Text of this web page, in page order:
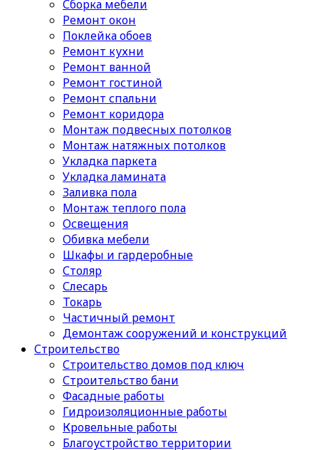
Сборка мебели
Ремонт окон
Поклейка обоев
Ремонт кухни
Ремонт ванной
Ремонт гостиной
Ремонт спальни
Ремонт коридора
Монтаж подвесных потолков
Монтаж натяжных потолков
Укладка паркета
Укладка ламината
Заливка пола
Монтаж теплого пола
Освещения
Обивка мебели
Шкафы и гардеробные
Столяр
Слесарь
Токарь
Частичный ремонт
Демонтаж сооружений и конструкций
Строительство
Строительство домов под ключ
Строительство бани
Фасадные работы
Гидроизоляционные работы
Кровельные работы
Благоустройство территории